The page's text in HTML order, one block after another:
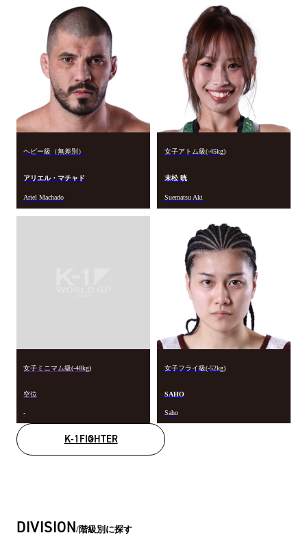
ヘビー級（無差別）
アリエル・マチャド
Ariel Machado
女子アトム級(-45kg)
末松 晄
Suematsu Aki
女子ミニマム級(-48kg)
空位
-
女子フライ級(-52kg)
SAHO
Saho
K-1FIGHTER
DIVISION 階級別に探す